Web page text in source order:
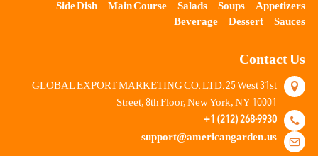
Appetizers
Soups
Salads
Main Course
Side Dish
Sauces
Dessert
Beverage
Contact Us
GLOBAL EXPORT MARKETING CO. LTD.25West31st
Street,8th Floor, New York, NY10001
+1 (212) 268-9930
support@americangarden.us